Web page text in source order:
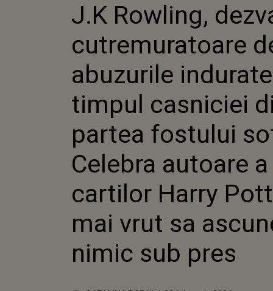
ABUZURILE
CASNICIEI DIN
SOT. CELEBRA
HARRY POTTER
ASCUNDA NIMIC
J.K Rowling,
cutremuratoare
abuzurile
timpul casniciei
partea fostului
Celebra autoare a
cartilor Harry
mai vrut sa
nimic sub pres